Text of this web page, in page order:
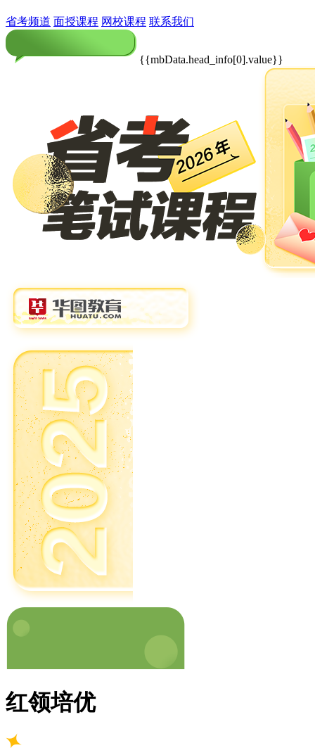
省考频道 面授课程 网校课程 联系我们
{{mbData.head_info[0].value}}
红领培优